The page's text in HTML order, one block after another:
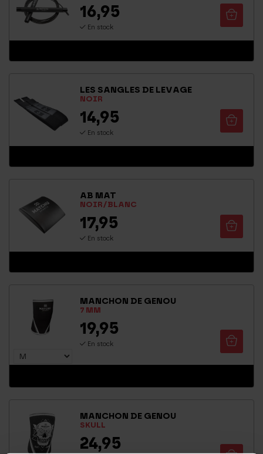
16,95
En stock
LES SANGLES DE LEVAGE
NOIR
14,95
En stock
AB MAT
NOIR/BLANC
17,95
En stock
MANCHON DE GENOU
7 MM
19,95
En stock
MANCHON DE GENOU
SKULL
24,95